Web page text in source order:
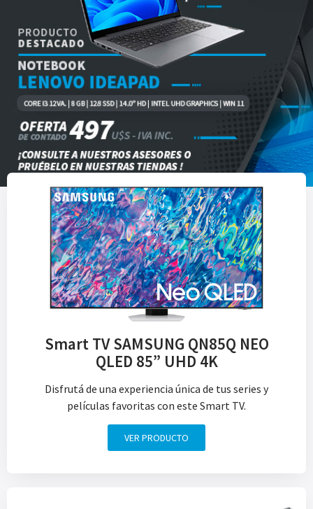
Smart TV SAMSUNG QN85Q NEO
QLED 85” UHD 4K
Disfrutá de una experiencia única de tus series y
películas favoritas con este Smart TV.
VER PRODUCTO